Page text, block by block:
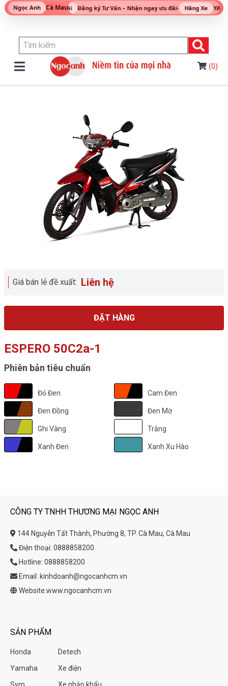
(0)
Giá bán lẻ đề xuất: Liên hệ
ĐẶT HÀNG
ESPERO 50C2a-1
Phiên bản tiêu chuẩn
Đỏ Đen Cam Đen
Đen Đồng Đen Mờ
Ghi Vàng Trắng
Xanh Đen Xanh Xu Hào
CÔNG TY TNHH THƯƠNG MẠI NGỌC ANH
144 Nguyễn Tất Thành, Phường 8, TP. Cà Mau, Cà Mau
Điện thoại: 0888858200
Hotline: 0888858200
Email: kinhdoanh@ngocanhcm.vn
Website:www.ngocanhcm.vn
SẢN PHẨM
Honda
Yamaha
Detech
Xe điện
Ngọc Anh Cà Mau
Ưu đãi Đăng ký Tư Vấn – Nhận ngay ưu đãi• Hãng Xe